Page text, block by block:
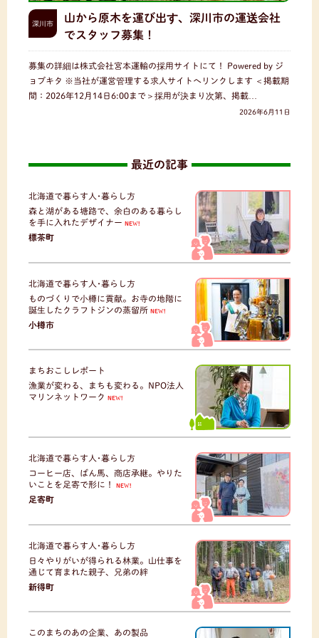
深川市
山から原木を運び出す、深川市の運送会社
でスタッフ募集！
募集の詳細は株式会社宮本運輸の採用サイトにて！ Powered by ジ
ョブキタ ※当社が運営管理する求人サイトへリンクします ＜掲載期
間：2026年12月14日6:00まで＞採用が決まり次第、掲載…
2026年6月11日
最近の記事
北海道で暮らす人･暮らし方
森と湖がある塘路で、余白のある暮らし
を手に入れたデザイナー
NEW!
標茶町
北海道で暮らす人･暮らし方
ものづくりで小樽に貢献。お寺の地階に
誕生したクラフトジンの蒸留所 NEW!
小樽市
まちおこしレポート
漁業が変わる、まちも変わる。NPO法人
マリンネットワーク
NEW!
北海道で暮らす人･暮らし方
コーヒー店、ばん馬、商店承継。やりた
いことを足寄で形に！
NEW!
足寄町
北海道で暮らす人･暮らし方
日々やりがいが得られる林業。山仕事を
通じて育まれた親子、兄弟の絆
新得町
このまちのあの企業、あの製品